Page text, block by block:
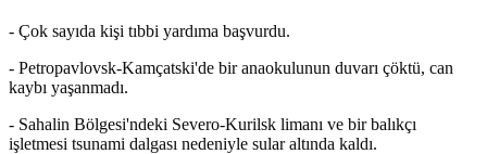
- Çok sayıda kişi tıbbi yardıma başvurdu.
- Petropavlovsk-Kamçatski'de bir anaokulunun duvarı çöktü, can
kaybı yaşanmadı.
- Sahalin Bölgesi'ndeki Severo-Kurilsk limanı ve bir balıkçı
işletmesi tsunami dalgası nedeniyle sular altında kaldı.